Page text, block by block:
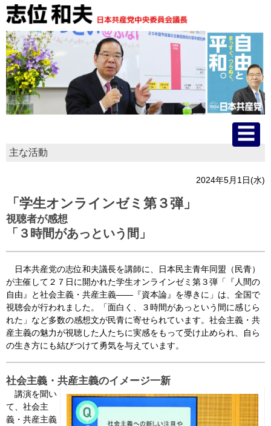
プロフィール
主な活動
国会質問
会見・発言集
論文・著書
主な活動
2024年5月1日(水)
「学生オンラインゼミ第３弾」
視聴者が感想
「３時間があっという間」
日本共産党の志位和夫議長を講師に、日本民主青年同盟（民青）
が主催して２７日に開かれた学生オンラインゼミ第３弾「『人間の
自由』と社会主義・共産主義――『資本論』を導きに」は、全国で
視聴会が行われました。「面白く、３時間があっという間に感じら
れた」など多数の感想文が民青に寄せられています。社会主義・共
産主義の魅力が視聴した人たちに実感をもって受け止められ、自ら
の生き方にも結びつけて勇気を与えています。
社会主義・共産主義のイメージ一新
講演を聞い
て、社会主
義・共産主義